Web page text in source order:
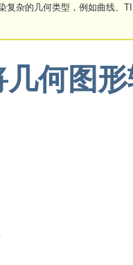
复杂的几何类型，例如曲线、
何图